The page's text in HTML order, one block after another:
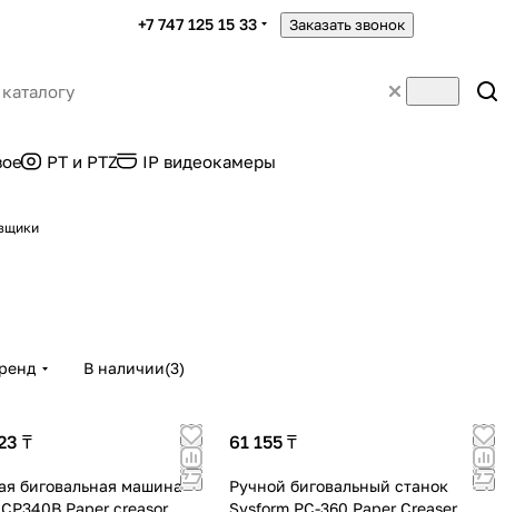
+7 747 125 15 33 Заказать звонок
PT и PTZ IP видеокамеры
В наличии(3)
₸
биговальная машина
Paper creasor
61 155 ₸
Ручной биговальный станок
Sysform PC-360 Paper Creaser